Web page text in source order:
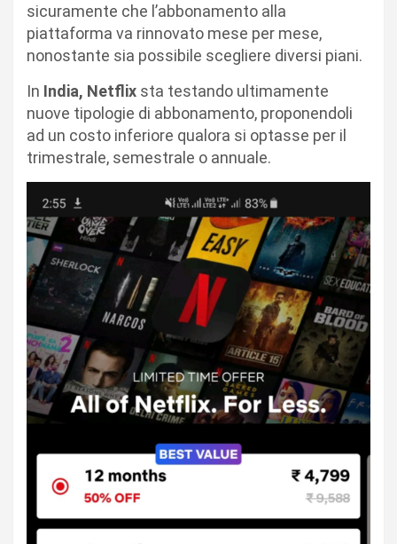
sicuramente che l’abbonamento alla
piattaforma va rinnovato mese per mese,
nonostante sia possibile scegliere diversi piani.
In India, Netflix sta testando ultimamente
nuove tipologie di abbonamento, proponendoli
ad un costo inferiore qualora si optasse per il
trimestrale, semestrale o annuale.